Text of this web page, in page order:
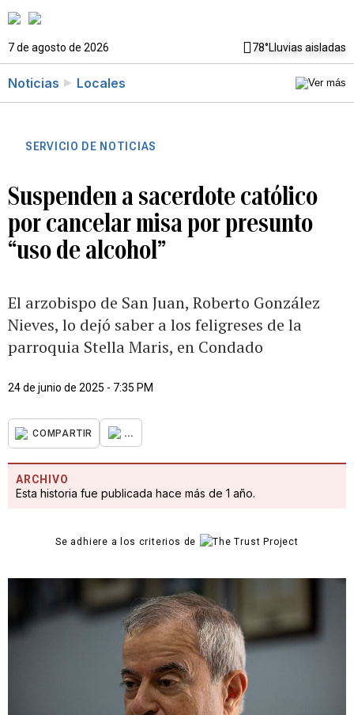
7 de agosto de 2026 78°Lluvias aisladas
Noticias Locales
SERVICIO DE NOTICIAS
Suspenden a sacerdote católico
por cancelar misa por presunto
“uso de alcohol”
El arzobispo de San Juan, Roberto González
Nieves, lo dejó saber a los feligreses de la
parroquia Stella Maris, en Condado
24 de junio de 2025 - 7:35 PM
COMPARTIR ...
ARCHIVO
Esta historia fue publicada hace más de 1 año.
Se adhiere a los criterios de